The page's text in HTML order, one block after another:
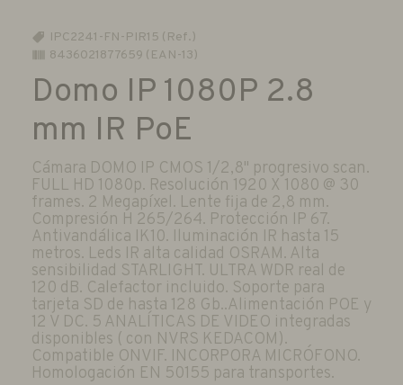
IPC2241-FN-PIR15 (Ref.)
8436021877659 (EAN-13)
Domo IP 1080P 2.8
mm IR PoE
Cámara DOMO IP CMOS 1/2,8" progresivo scan.
FULL HD 1080p. Resolución 1920 X 1080 @ 30
frames. 2 Megapíxel. Lente fija de 2,8 mm.
Compresión H 265/264. Protección IP 67.
Antivandálica IK10. Iluminación IR hasta 15
metros. Leds IR alta calidad OSRAM. Alta
sensibilidad STARLIGHT. ULTRA WDR real de
120 dB. Calefactor incluido. Soporte para
tarjeta SD de hasta 128 Gb..Alimentación POE y
12 V DC. 5 ANALÍTICAS DE VIDEO integradas
disponibles ( con NVRS KEDACOM).
Compatible ONVIF. INCORPORA MICRÓFONO.
Homologación EN 50155 para transportes.